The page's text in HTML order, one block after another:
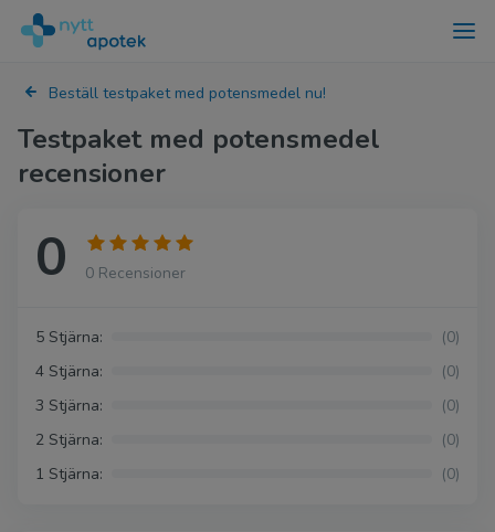
Beställ testpaket med potensmedel nu!
Testpaket med potensmedel
recensioner
0 0 Recensioner
5 Stjärna:
(0)
4 Stjärna:
(0)
3 Stjärna:
(0)
2 Stjärna:
(0)
1 Stjärna:
(0)